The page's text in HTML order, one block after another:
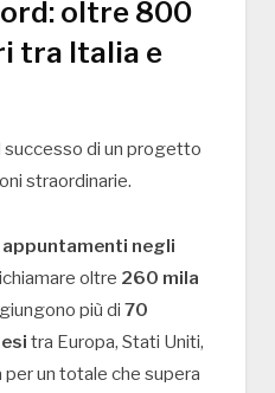
oltre 800
tra Italia e
successo di un progetto
straordinarie.
negli
oltre 260 mila
più di 70
tra Europa, Stati Uniti,
per un totale che supera